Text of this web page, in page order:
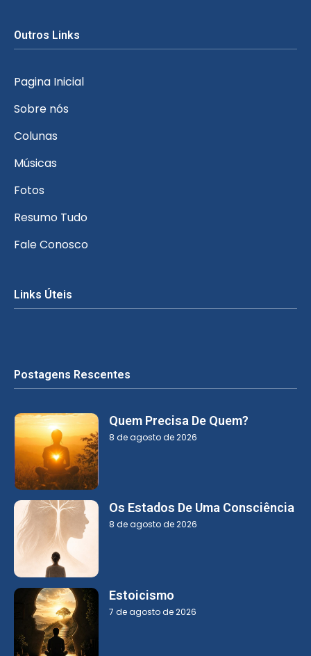
Outros Links
Pagina Inicial
Sobre nós
Colunas
Músicas
Fotos
Resumo Tudo
Fale Conosco
Links Úteis
Postagens Rescentes
Quem Precisa De Quem?
8 de agosto de 2026
Os Estados De Uma Consciência
8 de agosto de 2026
Estoicismo
7 de agosto de 2026